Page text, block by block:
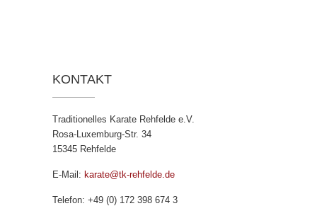
KONTAKT
Traditionelles Karate Rehfelde e.V.
Rosa-Luxemburg-Str. 34
15345 Rehfelde
E-Mail: karate@tk-rehfelde.de
Telefon: +49 (0) 172 398 674 3